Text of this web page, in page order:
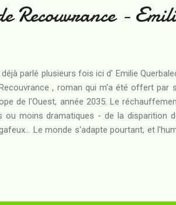
Recouvrance -
parlé plusieurs fois ici d' Emilie
, roman qui m'a été offert par
de l'Ouest, année 2035. Le
ou moins dramatiques - de la disparition
Le monde s'adapte pourtant, et
s'échappe aussi, après s'être livré à un
Europe en pleine transition écologique ?